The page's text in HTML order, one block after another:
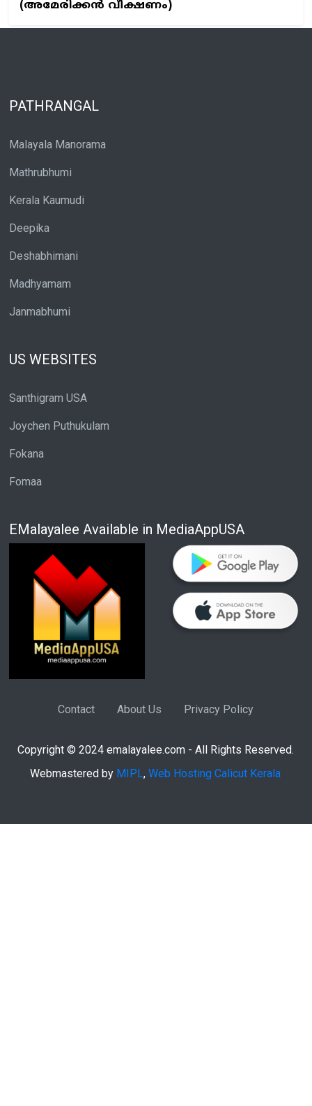
(അമേരിക്കൻ വീക്ഷണം)
PATHRANGAL
Malayala Manorama
Mathrubhumi
Kerala Kaumudi
Deepika
Deshabhimani
Madhyamam
Janmabhumi
US WEBSITES
Santhigram USA
Joychen Puthukulam
Fokana
Fomaa
EMalayalee Available in MediaAppUSA
Contact About Us Privacy Policy
Copyright © 2024 emalayalee.com - All Rights Reserved.
Webmastered by MIPL, Web Hosting Calicut Kerala